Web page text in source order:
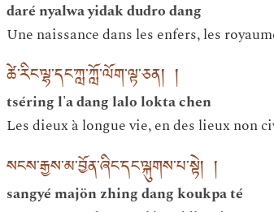
daré nyalwa yidak dudro dang
Une naissance dans les enfers, les
ཚེ་རིང་ལྷ་དང་ཀླ་ཀློ་ལོག་ལྟ་ཅན། །
tséring l'a dang lalo lokta chen
Les dieux à longue vie, en des lieux non
སངས་རྒྱས་མ་བྱོན་ཞིང་དང་ལྐུགས་པ་སྟེ། །
sangyé majön zhing dang koukpa té